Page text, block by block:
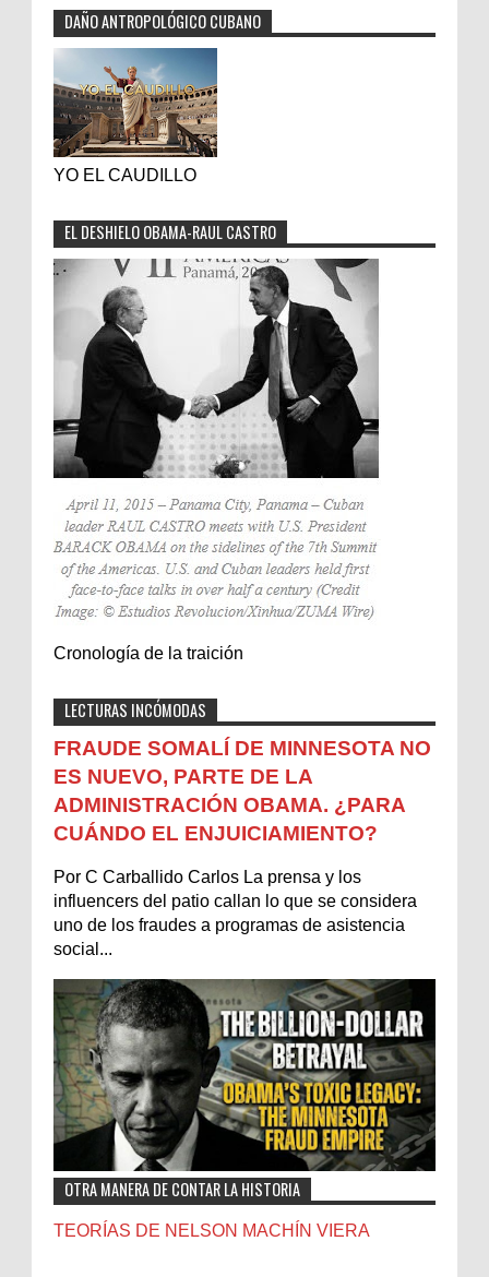
DAÑO ANTROPOLÓGICO CUBANO
YO EL CAUDILLO
EL DESHIELO OBAMA-RAUL CASTRO
Cronología de la traición
LECTURAS INCÓMODAS
FRAUDE SOMALÍ DE MINNESOTA NO
ES NUEVO, PARTE DE LA
ADMINISTRACIÓN OBAMA. ¿PARA
CUÁNDO EL ENJUICIAMIENTO?
Por C Carballido Carlos La prensa y los
influencers del patio callan lo que se considera
uno de los fraudes a programas de asistencia
social...
OTRA MANERA DE CONTAR LA HISTORIA
TEORÍAS DE NELSON MACHÍN VIERA